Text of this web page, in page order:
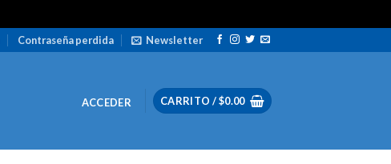
Contraseña perdida Newsletter
ACCEDER CARRITO /$0.00